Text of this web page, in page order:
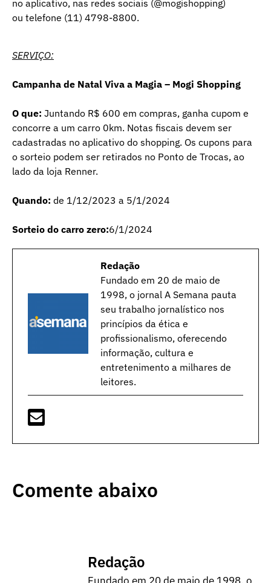
no aplicativo, nas redes sociais (@mogishopping)
ou telefone (11) 4798-8800.
SERVIÇO:
Campanha de Natal Viva a Magia – Mogi Shopping
O que: Juntando R$ 600 em compras, ganha cupom e
concorre a um carro 0km. Notas fiscais devem ser
cadastradas no aplicativo do shopping. Os cupons para
o sorteio podem ser retirados no Ponto de Trocas, ao
lado da loja Renner.
Quando: de 1/12/2023 a 5/1/2024
Sorteio do carro zero:6/1/2024
Redação
Fundado em 20 de maio de
1998, o jornal A Semana pauta
seu trabalho jornalístico nos
princípios da ética e
profissionalismo, oferecendo
informação, cultura e
entretenimento a milhares de
leitores.
Comente abaixo
Redação